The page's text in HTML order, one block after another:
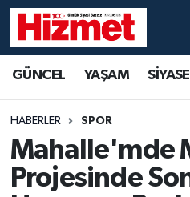
GÜNCEL YAŞAM
HABERLER SPOR
Mahalle'mde
Projesinde
YAŞAM
SİYASET
SAĞLIK
Denizli Hava Durumu
Denizli Trafik Yoğunluk
Süper Lig Puan